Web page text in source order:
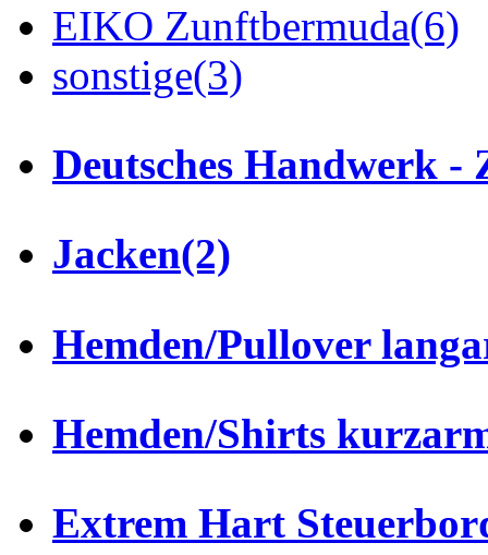
EIKO Zunftbermuda(6)
sonstige(3)
Deutsches Handwerk -
Jacken(2)
Hemden/Pullover
Hemden/Shirts
Extrem Hart